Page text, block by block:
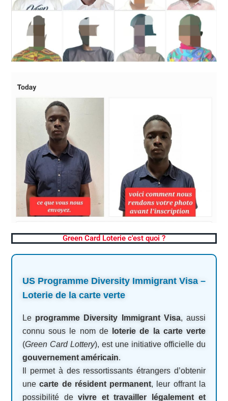
Green Card Loterie c'est quoi ?
US Programme Diversity Immigrant Visa –
Loterie de la carte verte
Le programme Diversity Immigrant Visa, aussi
connu sous le nom de
loterie de la carte verte
(Green Card Lottery), est une initiative officielle du
gouvernement américain.
Il permet à des ressortissants étrangers d’obtenir
unecarte de résident permanent, leur offrant la
possibilité de vivre et travailler légalement et